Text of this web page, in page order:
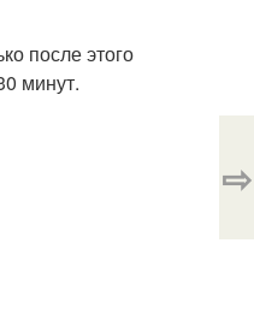
после этого
минут.
⇨